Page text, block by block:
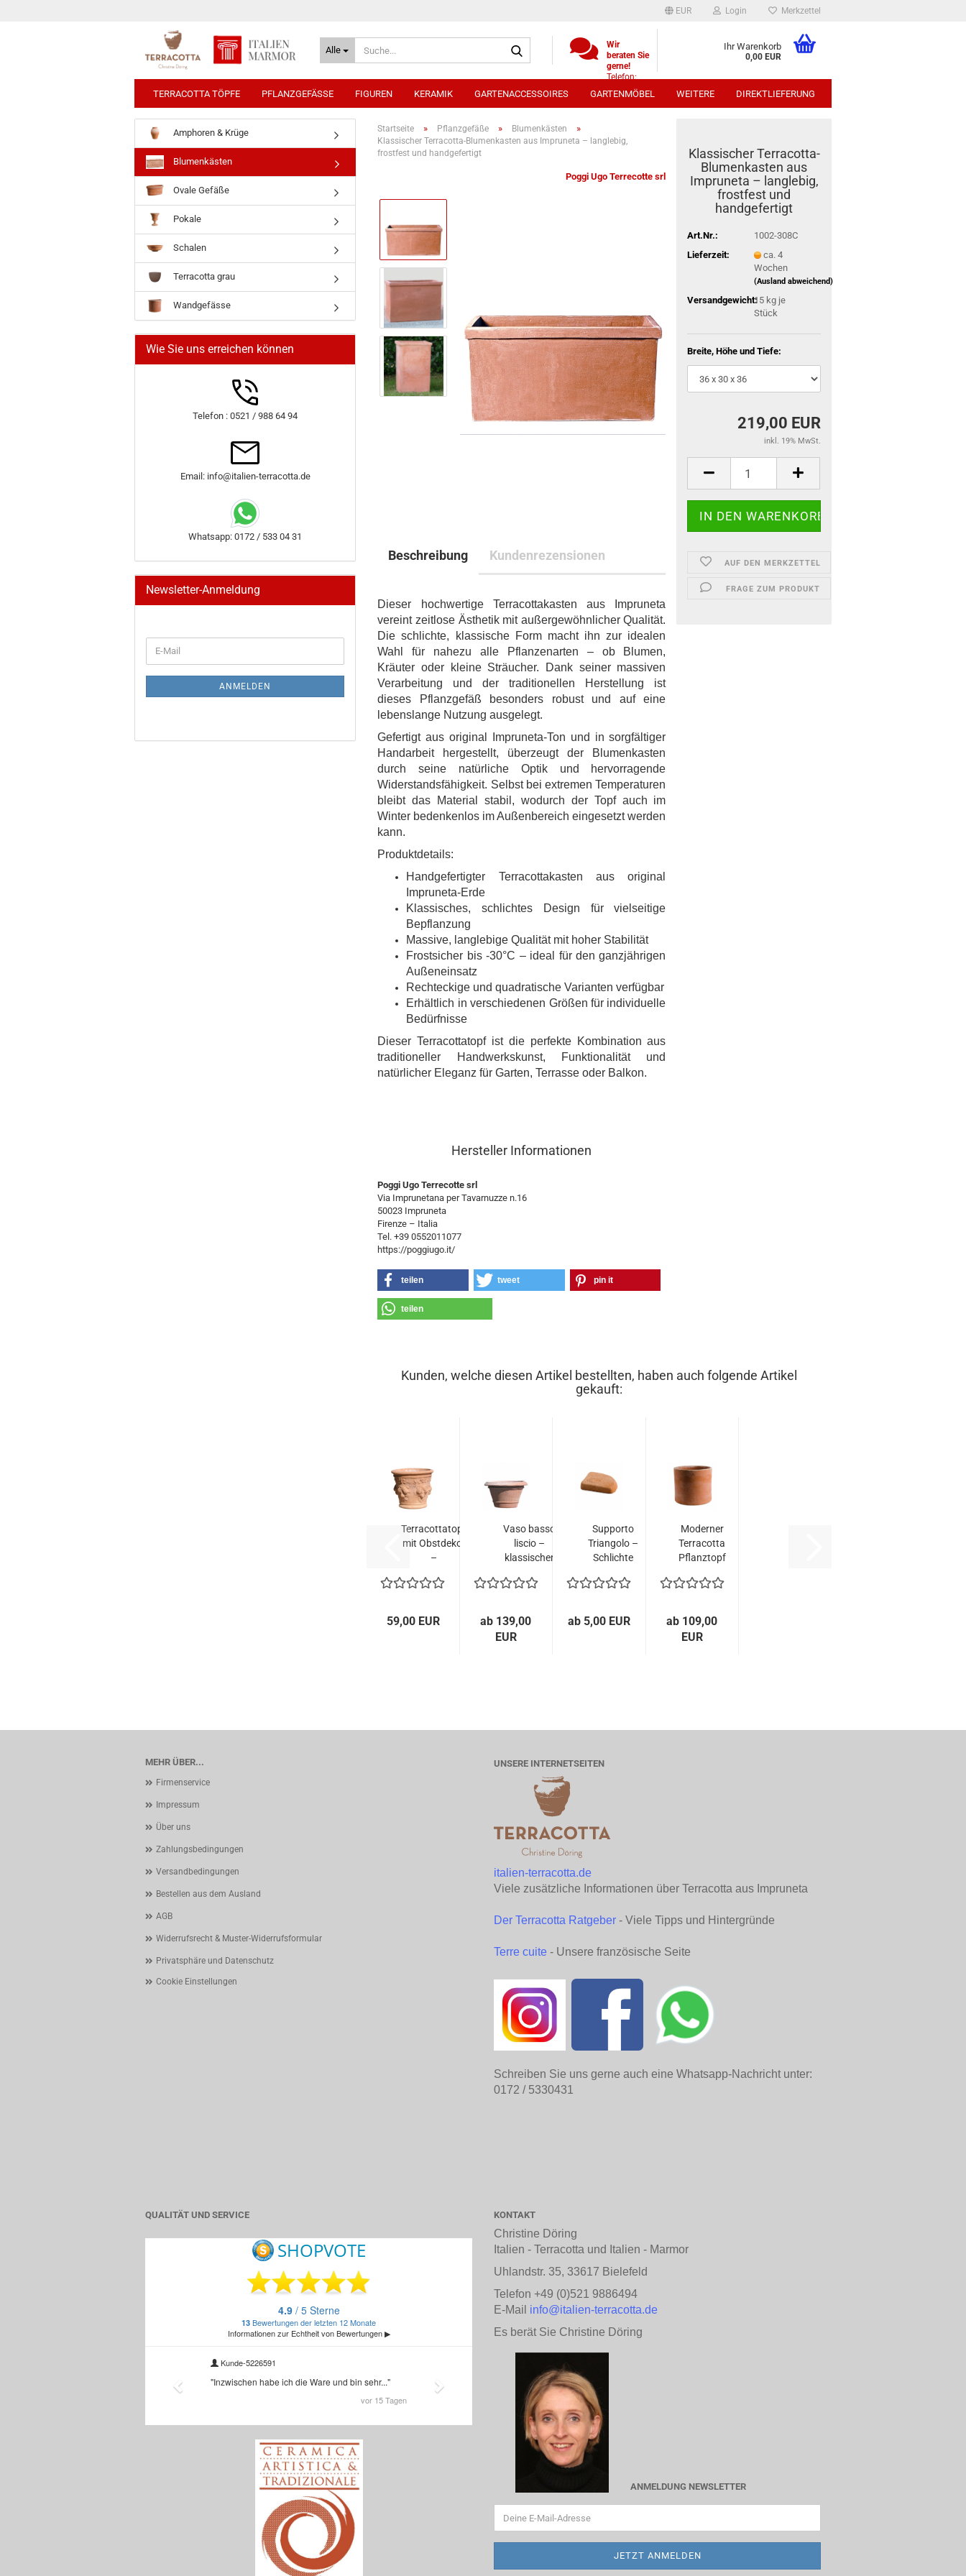
EUR Login Merkzettel
Alle
Wir
beraten Sie
gerne!
Telefon:
(0)521
9886494
5330431
Ihr Warenkorb
0,00 EUR
TERRACOTTA TÖPFE PFLANZGEFÄSSE FIGUREN KERAMIK GARTENACCESSOIRES GARTENMÖBEL DIREKTLIEFERUNG
WEITERE
Startseite » Pflanzgefäße » Blumenkästen »
Klassischer Terracotta-Blumenkasten aus Impruneta – langlebig,
frostfest und handgefertigt
Poggi Ugo Terrecotte srl
Klassischer Terracotta-
Blumenkasten aus
Impruneta – langlebig,
frostfest und
handgefertigt
Art.Nr.:
1002-308C
Lieferzeit:
ca. 4
Wochen
(Ausland abweichend)
Versandgewicht:15kg je
Stück
Breite, Höhe und Tiefe:
219,00 EUR
inkl. 19% MwSt.
AUF DEN MERKZETTEL
FRAGE ZUM PRODUKT
Beschreibung Kundenrezensionen
Dieser hochwertige Terracottakasten aus Impruneta
vereint zeitlose Ästhetik mit außergewöhnlicher Qualität.
Die schlichte, klassische Form macht ihn zur idealen
Wahl für nahezu alle Pflanzenarten – ob Blumen,
Kräuter oder kleine Sträucher. Dank seiner massiven
Verarbeitung und der traditionellen Herstellung ist
dieses Pflanzgefäß besonders robust und auf eine
lebenslange Nutzung ausgelegt.
Gefertigt aus original Impruneta-Ton und in sorgfältiger
Handarbeit hergestellt, überzeugt der Blumenkasten
durch seine natürliche Optik und hervorragende
Widerstandsfähigkeit. Selbst bei extremen Temperaturen
bleibt das Material stabil, wodurch der Topf auch im
Winter bedenkenlos im Außenbereich eingesetzt werden
kann.
Produktdetails:
Handgefertigter Terracottakasten aus original
Impruneta-Erde
Klassisches, schlichtes Design für vielseitige
Bepflanzung
Massive, langlebige Qualität mit hoher Stabilität
Frostsicher bis -30°C – ideal für den ganzjährigen
Außeneinsatz
Rechteckige und quadratische Varianten verfügbar
Erhältlich in verschiedenen Größen für individuelle
Bedürfnisse
Dieser Terracottatopf ist die perfekte Kombination aus
traditioneller Handwerkskunst, Funktionalität und
natürlicher Eleganz für Garten, Terrasse oder Balkon.
Hersteller Informationen
Poggi Ugo Terrecotte srl
Via Imprunetana per Tavarnuzze n.16
50023 Impruneta
Firenze – Italia
Tel. +39 0552011077
https://poggiugo.it/
teilen tweet pin it
teilen
Kunden, welche diesen Artikel bestellten, haben auch folgende Artikel
gekauft:
Terracottatopf
mit Obstdekor
–
59,00 EUR
Vaso basso
liscio –
klassischer
Terracottatopf...
ab 139,00
EUR
Supporto
Triangolo –
Schlichte
ab 5,00 EUR
Moderner
Terracotta
Pflanztopf
Enrico...
ab 109,00
EUR
Amphoren & Krüge
Blumenkästen
Ovale Gefäße
Pokale
Schalen
Terracotta grau
Wandgefässe
Wie Sie uns erreichen können
Telefon : 0521 / 988 64 94
Email: info@italien-terracotta.de
Whatsapp: 0172 / 533 04 31
Newsletter-Anmeldung
ZUR
NEWSLETTER-
E-
Mail
ANMELDEN
MEHR ÜBER...
Firmenservice
Impressum
Über uns
Zahlungsbedingungen
Versandbedingungen
Bestellen aus dem Ausland
AGB
Widerrufsrecht & Muster-Widerrufsformular
Privatsphäre und Datenschutz
Cookie Einstellungen
UNSERE INTERNETSEITEN
italien-terracotta.de
Viele zusätzliche Informationen über Terracotta aus Impruneta
Der Terracotta Ratgeber - Viele Tipps und Hintergründe
Terre cuite - Unsere französische Seite
Schreiben Sie uns gerne auch eine Whatsapp-Nachricht unter:
0172 / 5330431
QUALITÄT UND SERVICE KONTAKT
Christine Döring
Italien - Terracotta und Italien - Marmor
Uhlandstr. 35, 33617 Bielefeld
Telefon +49 (0)521 9886494
E-Mail info@italien-terracotta.de
Es berät Sie Christine Döring
ANMELDUNG NEWSLETTER